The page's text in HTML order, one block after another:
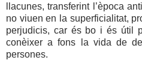
llacunes, transferint l’època
no viuen en la superficialitat,
perjudicis, car és bo i és útil
conèixer a fons la vida de
persones.